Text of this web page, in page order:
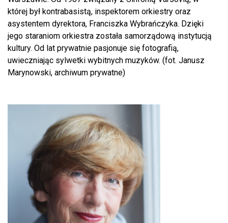
której był kontrabasistą, inspektorem orkiestry oraz
asystentem dyrektora, Franciszka Wybrańczyka. Dzięki
jego staraniom orkiestra została samorządową instytucją
kultury. Od lat prywatnie pasjonuje się fotografią,
uwieczniając sylwetki wybitnych muzyków. (fot. Janusz
Marynowski, archiwum prywatne)